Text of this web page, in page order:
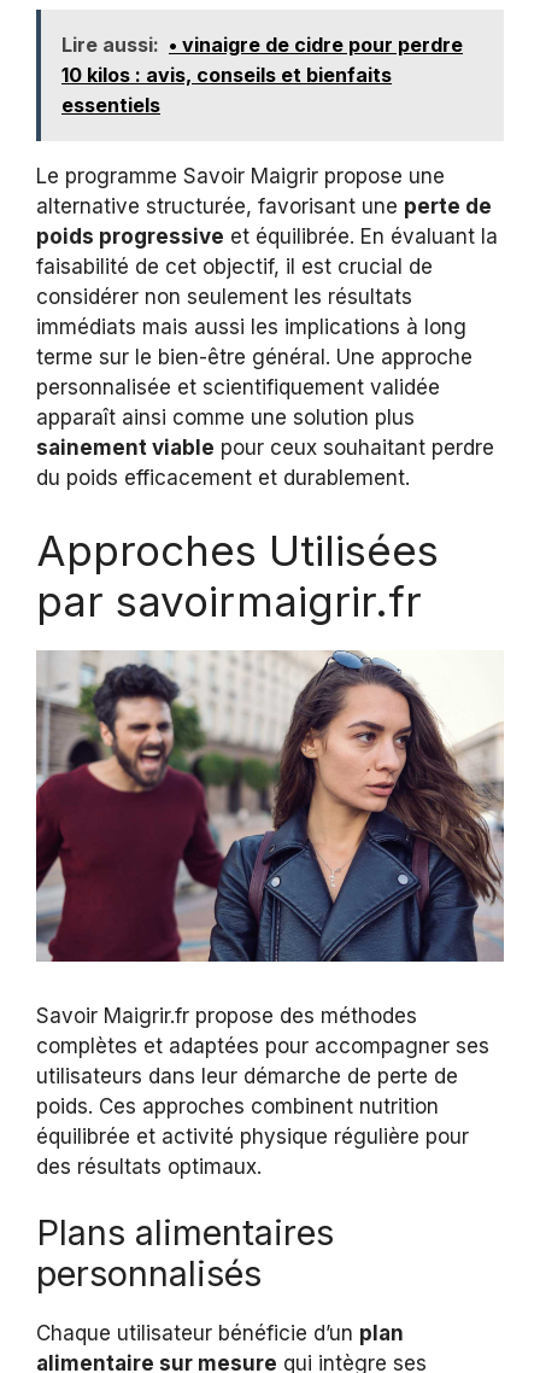
Lire aussi: • vinaigre de cidre pour perdre
10 kilos : avis, conseils et bienfaits
essentiels
Le programme Savoir Maigrir propose une
alternative structurée, favorisant une perte de
poids progressive et équilibrée. En évaluant la
faisabilité de cet objectif, il est crucial de
considérer non seulement les résultats
immédiats mais aussi les implications à long
terme sur le bien-être général. Une approche
personnalisée et scientifiquement validée
apparaît ainsi comme une solution plus
sainement viable pour ceux souhaitant perdre
du poids efficacement et durablement.
Approches Utilisées
par savoirmaigrir.fr
Savoir Maigrir.fr propose des méthodes
complètes et adaptées pour accompagner ses
utilisateurs dans leur démarche de perte de
poids. Ces approches combinent nutrition
équilibrée et activité physique régulière pour
des résultats optimaux.
Plans alimentaires
personnalisés
Chaque utilisateur bénéficie d’un plan
alimentaire sur mesure qui intègre ses